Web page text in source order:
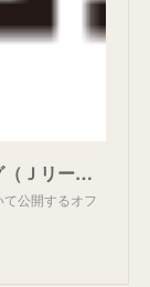
公益社団法人 日本プロサッカーリーグ（Ｊリーグ）
公開するオフ